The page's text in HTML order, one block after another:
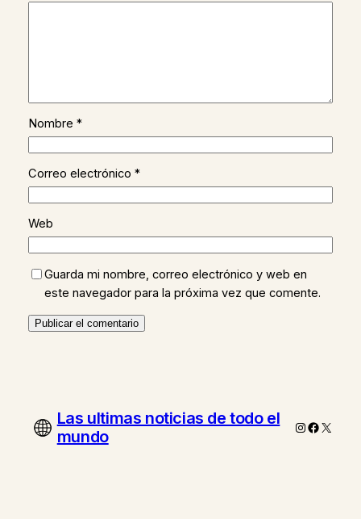
Nombre *
Correo electrónico *
Web
Guarda mi nombre, correo electrónico y web en
este navegador para la próxima vez que comente.
Las ultimas noticias de todo el
mundo
Instagram
X